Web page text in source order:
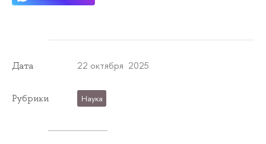
Дата 22 октября 2025
Рубрики Наука